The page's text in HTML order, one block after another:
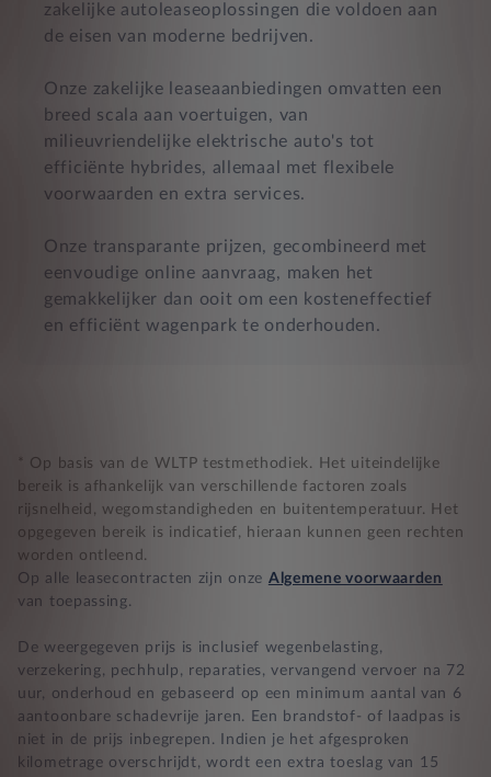
zakelijke autoleaseoplossingen die voldoen aan
de eisen van moderne bedrijven.
Onze zakelijke leaseaanbiedingen omvatten een
breed scala aan voertuigen, van
milieuvriendelijke elektrische auto's tot
efficiënte hybrides, allemaal met flexibele
voorwaarden en extra services.
Onze transparante prijzen, gecombineerd met
eenvoudige online aanvraag, maken het
gemakkelijker dan ooit om een kosteneffectief
en efficiënt wagenpark te onderhouden.
* Op basis van de WLTP testmethodiek. Het uiteindelijke
bereik is afhankelijk van verschillende factoren zoals
rijsnelheid, wegomstandigheden en buitentemperatuur. Het
opgegeven bereik is indicatief, hieraan kunnen geen rechten
worden ontleend.
Op alle leasecontracten zijn onze Algemene voorwaarden
van toepassing.
De weergegeven prijs is inclusief wegenbelasting,
verzekering, pechhulp, reparaties, vervangend vervoer na 72
uur, onderhoud en gebaseerd op een minimum aantal van 6
aantoonbare schadevrije jaren. Een brandstof- of laadpas is
niet in de prijs inbegrepen. Indien je het afgesproken
kilometrage overschrijdt, wordt een extra toeslag van 15